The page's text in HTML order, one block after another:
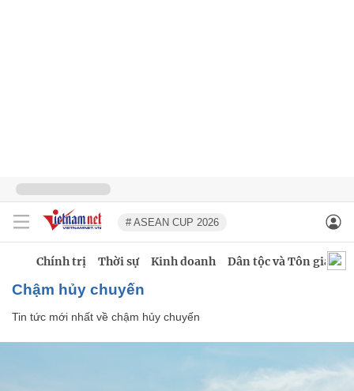
# ASEAN CUP 2026
Chính trị Thời sự Kinh doanh Dân tộc và Tôn giáo
chậm hủy chuyến
Tin tức mới nhất về chậm hủy chuyến